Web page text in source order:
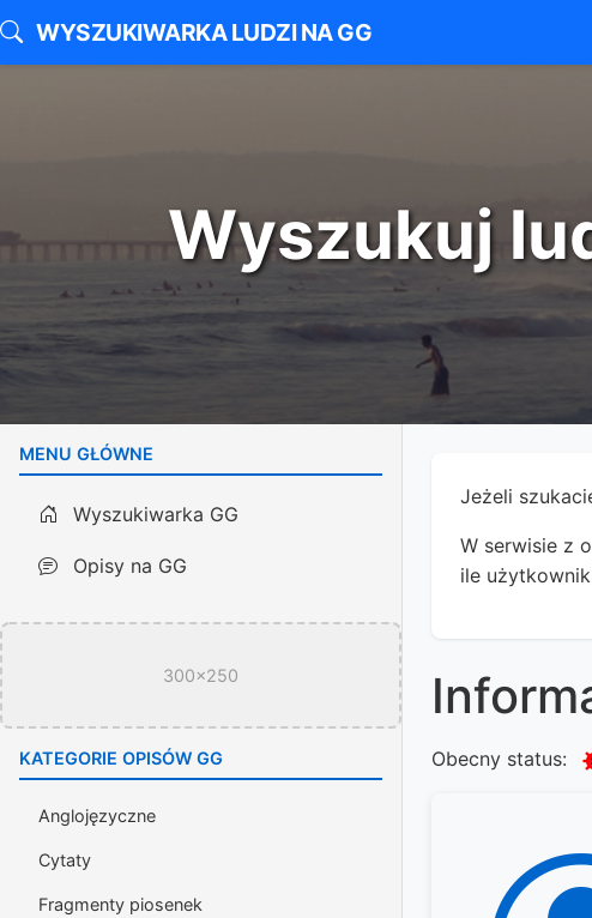
WYSZUKIWARKA LUDZI NA GG
Wyszukuj
MENU GŁÓWNE
Wyszukiwarka GG
Opisy na GG
300x250
KATEGORIE OPISÓW GG
Anglojęzyczne
Cytaty
Fragmenty piosenek
Jeżeli
W serwisie z
ile
Obecny status: